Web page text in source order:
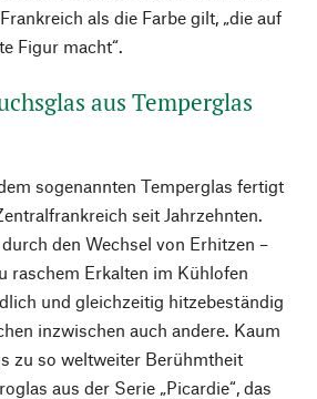
als die Farbe gilt, „die auf
Figur macht“.
aus Temperglas
sogenannten Temperglas fertigt
seit Jahrzehnten.
den Wechsel von Erhitzen –
raschem Erkalten im Kühlofen
und gleichzeitig hitzebeständig
inzwischen auch andere. Kaum
zu so weltweiter Berühmtheit
aus der Serie „Picardie“, das